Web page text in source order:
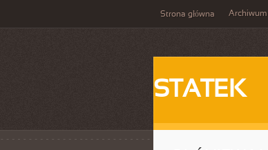
Strona główna Archiwum
STATEK